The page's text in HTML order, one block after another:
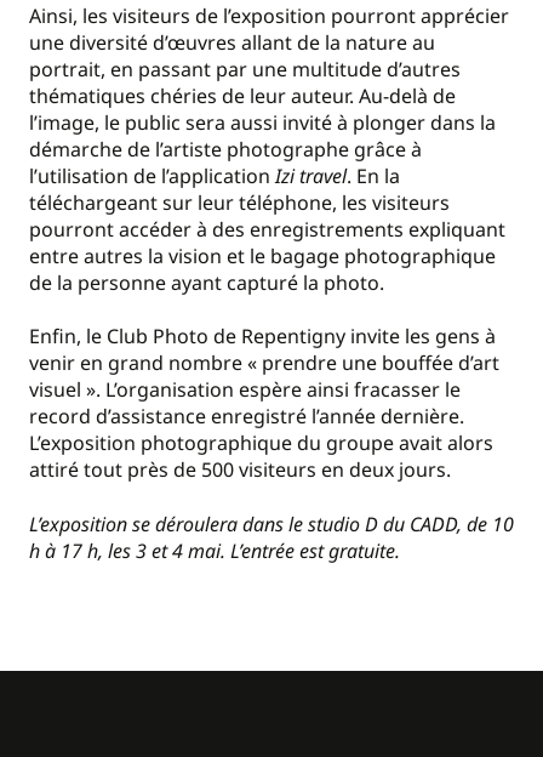
Ainsi, les visiteurs de l’exposition pourront apprécier
une diversité d’œuvres allant de la nature au
portrait, en passant par une multitude d’autres
thématiques chéries de leur auteur. Au-delà de
l’image, le public sera aussi invité à plonger dans la
démarche de l’artiste photographe grâce à
l’utilisation de l’applicationIzi travel. En la
téléchargeant sur leur téléphone, les visiteurs
pourront accéder à des enregistrements expliquant
entre autres la vision et le bagage photographique
de la personne ayant capturé la photo.
Enfin, le Club Photo de Repentigny invite les gens à
venir en grand nombre « prendre une bouffée d’art
visuel ». L’organisation espère ainsi fracasser le
record d’assistance enregistré l’année dernière.
L’exposition photographique du groupe avait alors
attiré tout près de 500 visiteurs en deux jours.
L’exposition se déroulera dans le studio D du CADD, de 10
h à 17 h, les 3 et 4 mai. L’entrée est gratuite.